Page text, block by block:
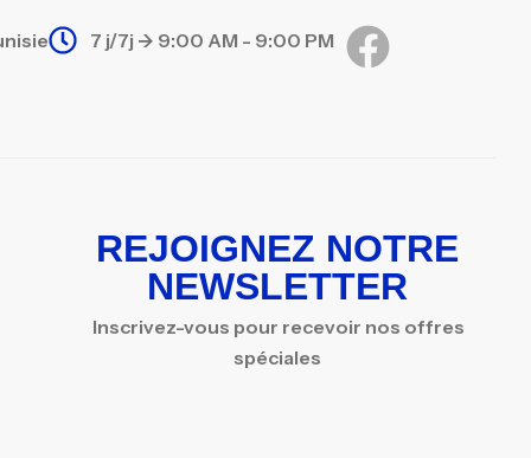
7 j/7j -> 9:00 AM - 9:00 PM
REJOIGNEZ NOTRE
NEWSLETTER
Inscrivez-vous pour recevoir nos offres
spéciales